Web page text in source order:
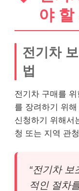
야 할
전기차
법
전기차 구매를 위
를 장려하기 위
신청하기 위해서
청 또는 지역 관
“전기차 보
적인 절차